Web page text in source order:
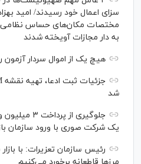
سزای اعمال خود رسیدند/ امید
مختصات مکان‌های حساس نظامی و
به دار مجازات آویخته شدند
هیچ یک از اموال سردار
شد
یک شرکت صوری با ورود سازمان
رئیس سازمان تعزیرات: با
مرز‌ها قاطعانه برخورد می‌کنیم